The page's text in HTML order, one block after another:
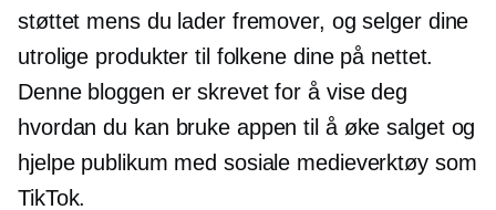
støttet mens du lader fremover, og selger dine
utrolige produkter til folkene dine på nettet.
Denne bloggen er skrevet for å vise deg
hvordan du kan bruke appen til å øke salget og
hjelpe publikum med sosiale medieverktøy som
TikTok.